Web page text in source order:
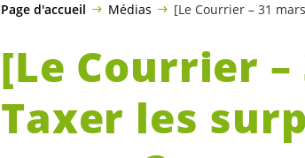
Page d'accueil Médias [Le Courrier – 31
[Le Courrier –
Taxer les